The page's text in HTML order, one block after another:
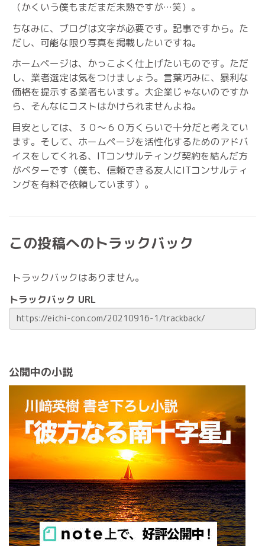
（かくいう僕もまだまだ未熟ですが…笑）。
ちなみに、ブログは文字が必要です。記事ですから。た
だし、可能な限り写真を掲載したいですね。
ホームページは、かっこよく仕上げたいものです。ただ
し、業者選定は気をつけましょう。言葉巧みに、暴利な
価格を提示する業者もいます。大企業じゃないのですか
ら、そんなにコストはかけられませんよね。
目安としては、３０〜６０万くらいで十分だと考えてい
ます。そして、ホームページを活性化するためのアドバ
イスをしてくれる、ITコンサルティング契約を結んだ方
がベターです（僕も、信頼できる友人にITコンサルティ
ングを有料で依頼しています）。
この投稿へのトラックバック
トラックバックはありません。
トラックバック URL
公開中の小説